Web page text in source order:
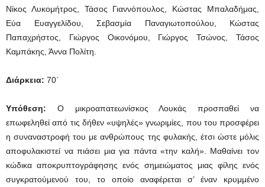
Νίκος Λυκομήτρος, Τάσος Γιαννόπουλος, Κώστας Μπαλαδήμας,
Εύα Ευαγγελίδου, Σεβασμία Παναγιωτοπούλου, Κώστας
Παπαχρήστος, Γιώργος Οικονόμου, Γιώργος Τσώνος, Τάσος
Καμπάκης, Άννα Πολίτη.
Διάρκεια: 70΄
Υπόθεση: Ο μικροαπατεωνίσκος Λουκάς προσπαθεί να
επωφεληθεί από τις δήθεν «υψηλές» γνωριμίες, που του προσφέρει
η συναναστροφή του με ανθρώπους της φυλακής, έτσι ώστε μόλις
αποφυλακιστεί να πιάσει μια για πάντα «την καλή». Μαθαίνει τον
κώδικα αποκρυπτογράφησης ενός σημειώματος μιας φίλης ενός
συγκρατούμενού του, το οποίο αναφέρεται σ’ έναν κρυμμένο